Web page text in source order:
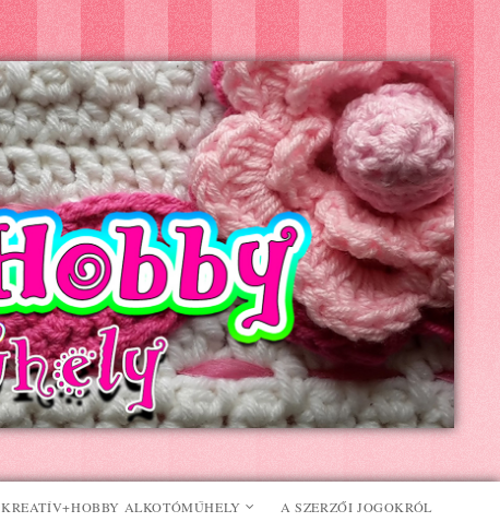
KREATÍV+HOBBY ALKOTÓMŰHELY A SZERZŐI JOGOKRÓL